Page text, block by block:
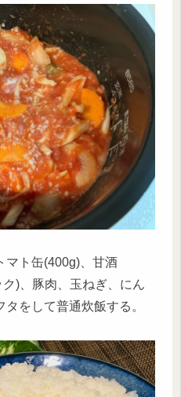
ト缶(400g)、甘酒
)、豚肉、玉ねぎ、にん
をして普通炊飯する。